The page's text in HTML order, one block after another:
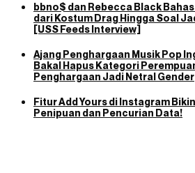
bbno$ dan Rebecca Black
dari Kostum Drag Hingga Soal
[USS Feeds Interview]
Ajang Penghargaan Musik Pop
Bakal Hapus Kategori
Penghargaan Jadi Netral Gender
Fitur Add Yours di Instagram
Penipuan dan Pencurian Data!